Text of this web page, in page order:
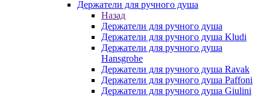
Держатели для ручного душа
Назад
Держатели для ручного душа
Держатели для ручного душа Kludi
Держатели для ручного душа
Hansgrohe
Держатели для ручного душа Ravak
Держатели для ручного душа Paffoni
Держатели для ручного душа Giulini